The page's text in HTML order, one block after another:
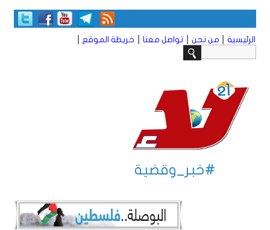
الرئيسية من نحن تواصل معنا خريطة الموقع
#خبر_وقضية